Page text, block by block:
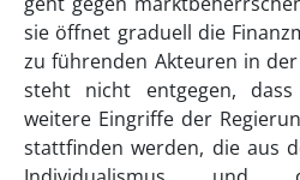
sie öffnet graduell die
zu führenden Akteuren in
steht nicht entgegen,
weitere Eingriffe der
stattfinden werden, die aus